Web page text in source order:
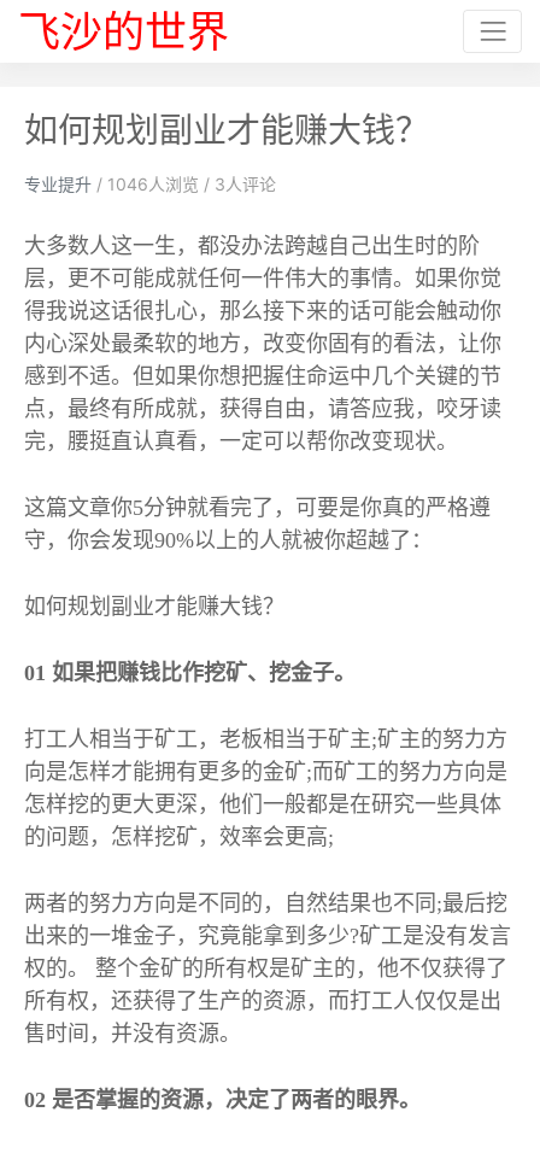
飞沙的世界
如何规划副业才能赚大钱？
专业提升 / 1046 人浏览 / 3 人评论
大多数人这一生，都没办法跨越自己出生时的阶
层，更不可能成就任何一件伟大的事情。如果你觉
得我说这话很扎心，那么接下来的话可能会触动你
内心深处最柔软的地方，改变你固有的看法，让你
感到不适。但如果你想把握住命运中几个关键的节
点，最终有所成就，获得自由，请答应我，咬牙读
完，腰挺直认真看，一定可以帮你改变现状。
这篇文章你5分钟就看完了，可要是你真的严格遵
守，你会发现90%以上的人就被你超越了：
如何规划副业才能赚大钱？
01 如果把赚钱比作挖矿、挖金子。
打工人相当于矿工，老板相当于矿主;矿主的努力方
向是怎样才能拥有更多的金矿;而矿工的努力方向是
怎样挖的更大更深，他们一般都是在研究一些具体
的问题，怎样挖矿，效率会更高;
两者的努力方向是不同的，自然结果也不同 ;最后挖
出来的一堆金子，究竟能拿到多少?矿工是没有发言
权的。 整个金矿的所有权是矿主的，他不仅获得了
所有权，还获得了生产的资源，而打工人仅仅是出
售时间，并没有资源。
02 是否掌握的资源，决定了两者的眼界。